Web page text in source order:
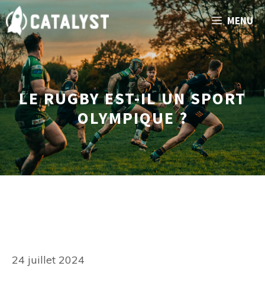
Aller
au
contenu
MENU
LE RUGBY EST-IL UN SPORT
OLYMPIQUE ?
24 juillet 2024